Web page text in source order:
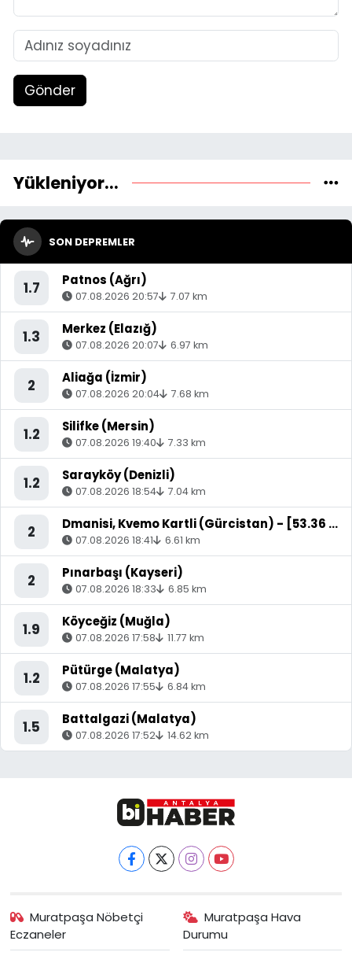
Gönder
Yükleniyor...
SON DEPREMLER
1.7 Patnos (Ağrı)
07.08.2026 20:57 7.07 km
1.3 Merkez (Elazığ)
07.08.2026 20:07 6.97 km
2 Aliağa (İzmir)
07.08.2026 20:04 7.68 km
1.2 Silifke (Mersin)
07.08.2026 19:40 7.33 km
1.2 Sarayköy (Denizli)
07.08.2026 18:54 7.04 km
2 Dmanisi, Kvemo Kartli (Gürcistan) - [53.36 km] Akyaka (Kars)
07.08.2026 18:41 6.61 km
2 Pınarbaşı (Kayseri)
07.08.2026 18:33 6.85 km
1.9 Köyceğiz (Muğla)
07.08.2026 17:58 11.77 km
1.2 Pütürge (Malatya)
07.08.2026 17:55 6.84 km
1.5 Battalgazi (Malatya)
07.08.2026 17:52 14.62 km
Muratpaşa Nöbetçi
Eczaneler
Muratpaşa Hava
Durumu